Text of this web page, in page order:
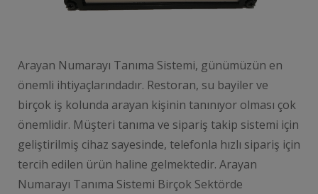
Arayan Numarayı Tanıma Sistemi, günümüzün en
önemli ihtiyaçlarındadır. Restoran, su bayiler ve
birçok iş kolunda arayan kişinin tanınıyor olması çok
önemlidir. Müşteri tanıma ve sipariş takip sistemi için
geliştirilmiş cihaz sayesinde, telefonla hızlı sipariş için
tercih edilen ürün haline gelmektedir. Arayan
Numarayı Tanıma Sistemi Birçok Sektörde